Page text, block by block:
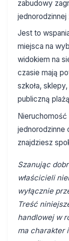
zabudowy
jednorodzinnej
Jest to
miejsca na
widokiem na
czasie mają
szkoła,
publiczną
Nieruchomość
jednorodzinne
znajdziesz
Szanując
właścicieli
wyłącznie
Treść
handlowej w
ma charakter